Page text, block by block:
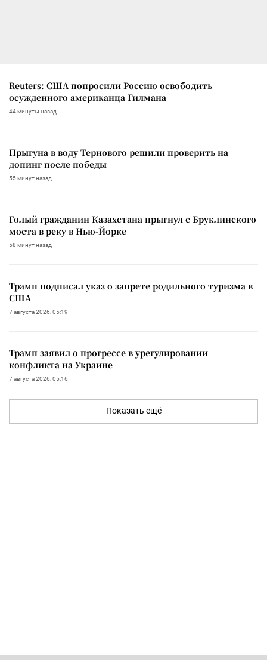
Reuters: США попросили Россию освободить
осужденного американца Гилмана
44 минуты назад
Прыгуна в воду Тернового решили проверить на
допинг после победы
55 минут назад
Голый гражданин Казахстана прыгнул с Бруклинского
моста в реку в Нью-Йорке
58 минут назад
Трамп подписал указ о запрете родильного туризма в
США
7 августа 2026, 05:19
Трамп заявил о прогрессе в урегулировании
конфликта на Украине
7 августа 2026, 05:16
Показать ещё